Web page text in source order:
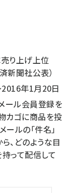
り上げ上位
新聞社公表）
年1月20日
ール会員登録を
カゴに商品を投
ールの「件名」
ら、どのような目
って配信して